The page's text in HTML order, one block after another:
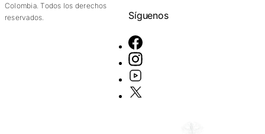
Colombia. Todos los derechos
reservados.
Síguenos